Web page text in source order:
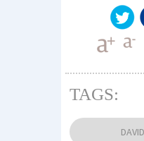
Nastop na
TAGS: